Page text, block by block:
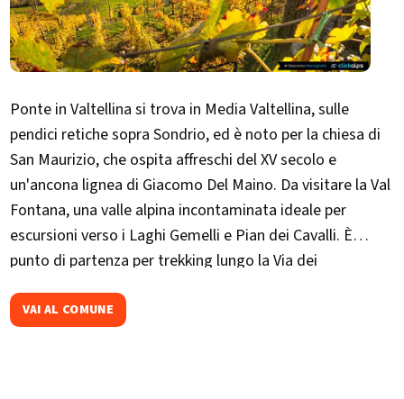
Ponte in Valtellina si trova in Media Valtellina, sulle
pendici retiche sopra Sondrio, ed è noto per la chiesa di
San Maurizio, che ospita affreschi del XV secolo e
un'ancona lignea di Giacomo Del Maino. Da visitare la Val
Fontana, una valle alpina incontaminata ideale per
escursioni verso i Laghi Gemelli e Pian dei Cavalli. È
punto di partenza per trekking lungo la Via dei
"Ponte in Fiore", rassegna culturale con mostre, concerti
VAI AL COMUNE